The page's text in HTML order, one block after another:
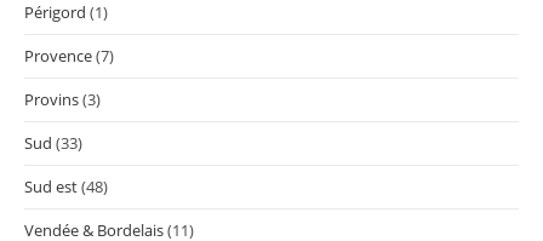
Périgord (1)
Provence(7)
Provins(3)
Sud (33)
Sud est(48)
Vendée & Bordelais(11)